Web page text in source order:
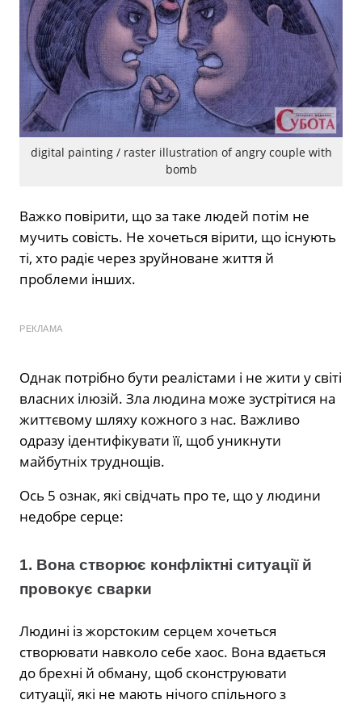
digital painting / raster illustration of angry couple with
bomb
Важко повірити, що за таке людей потім не
мучить совість. Не хочеться вірити, що існують
ті, хто радіє через зруйноване життя й
проблеми інших.
РЕКЛАМА
Однак потрібно бути реалістами і не жити у світі
власних ілюзій. Зла людина може зустрітися на
життєвому шляху кожного з нас. Важливо
одразу ідентифікувати її, щоб уникнути
майбутніх труднощів.
Ось 5 ознак, які свідчать про те, що у людини
недобре серце:
1. Вона створює конфліктні ситуації й
провокує сварки
Людині із жорстоким серцем хочеться
створювати навколо себе хаос. Вона вдається
до брехні й обману, щоб сконструювати
ситуації, які не мають нічого спільного з